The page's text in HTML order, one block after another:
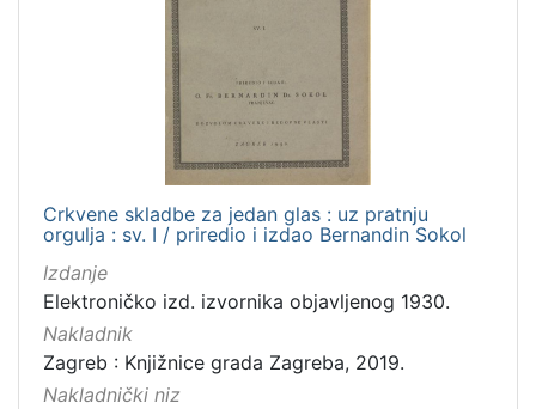
Crkvene skladbe za jedan glas : uz pratnju
orgulja : sv. I / priredio i izdao Bernandin Sokol
Izdanje
Elektroničko izd. izvornika objavljenog 1930.
Nakladnik
Zagreb : Knjižnice grada Zagreba, 2019.
Nakladnički niz